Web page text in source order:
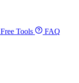
Free Tools
FAQ